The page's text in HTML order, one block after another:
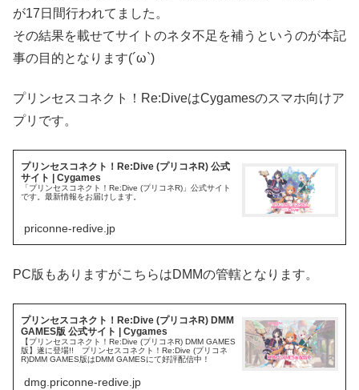
が17日間行われてました。
その結果を載せてサイトのネタ不足を補うというのが本記
事の目的となります(´ω`)
プリンセスコネクト！Re:DiveはCygamesのスマホ向けア
プリです。
プリンセスコネクト！Re:Dive (プリコネR) 公式
サイト | Cygames
「プリンセスコネクト！Re:Dive (プリコネR)」公式サイト
です。最新情報をお届けします。
priconne-redive.jp
PC版もありますがこちらはDMMの管轄となります。
プリンセスコネクト！Re:Dive (プリコネR) DMM
GAMES版 公式サイト | Cygames
【プリンセスコネクト！Re:Dive (プリコネR) DMM GAMES
版】遂に登場!! プリンセスコネクト！Re:Dive (プリコネ
R)DMM GAMES版はDMM GAMESにて好評配信中！
dmg.priconne-redive.jp